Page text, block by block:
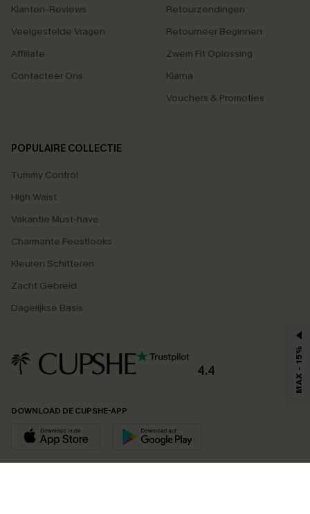
Klanten-Reviews
Veelgestelde Vragen
Affiliate
Contacteer Ons
Retourzendingen
Retourneer Beginnen
Zwem Fit Oplossing
Klarna
Vouchers & Promoties
POPULAIRE COLLECTIE
Tummy Control
High Waist
Vakantie Must-have
Charmante Feestlooks
Kleuren Schitteren
Zacht Gebreid
Dagelijkse Basis
4.4
DOWNLOAD DE CUPSHE-APP
MAX - 15%